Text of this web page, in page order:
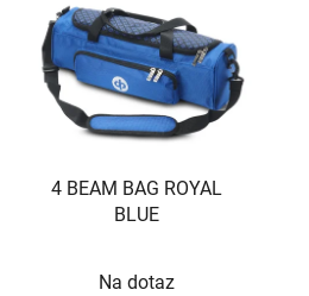
4 BEAM BAG ROYAL
BLUE
Na dotaz